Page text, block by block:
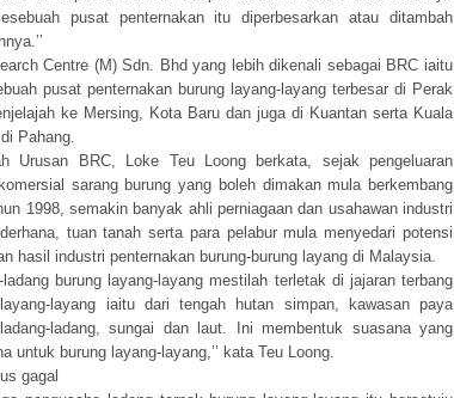
pusat penternakan itu diperbesarkan atau ditambah
Centre (M) Sdn. Bhd yang lebih dikenali sebagai BRC iaitu
pusat penternakan burung layang-layang terbesar di Perak
ke Mersing, Kota Baru dan juga di Kuantan serta Kuala
Pahang.
Urusan BRC, Loke Teu Loong berkata, sejak pengeluaran
sarang burung yang boleh dimakan mula berkembang
1998, semakin banyak ahli perniagaan dan usahawan industri
tuan tanah serta para pelabur mula menyedari potensi
hasil industri penternakan burung-burung layang di Malaysia.
ladang burung layang-layang mestilah terletak di jajaran terbang
layang iaitu dari tengah hutan simpan, kawasan paya
ladang, sungai dan laut. Ini membentuk suasana yang
untuk burung layang-layang,’’ kata Teu Loong.
gagal